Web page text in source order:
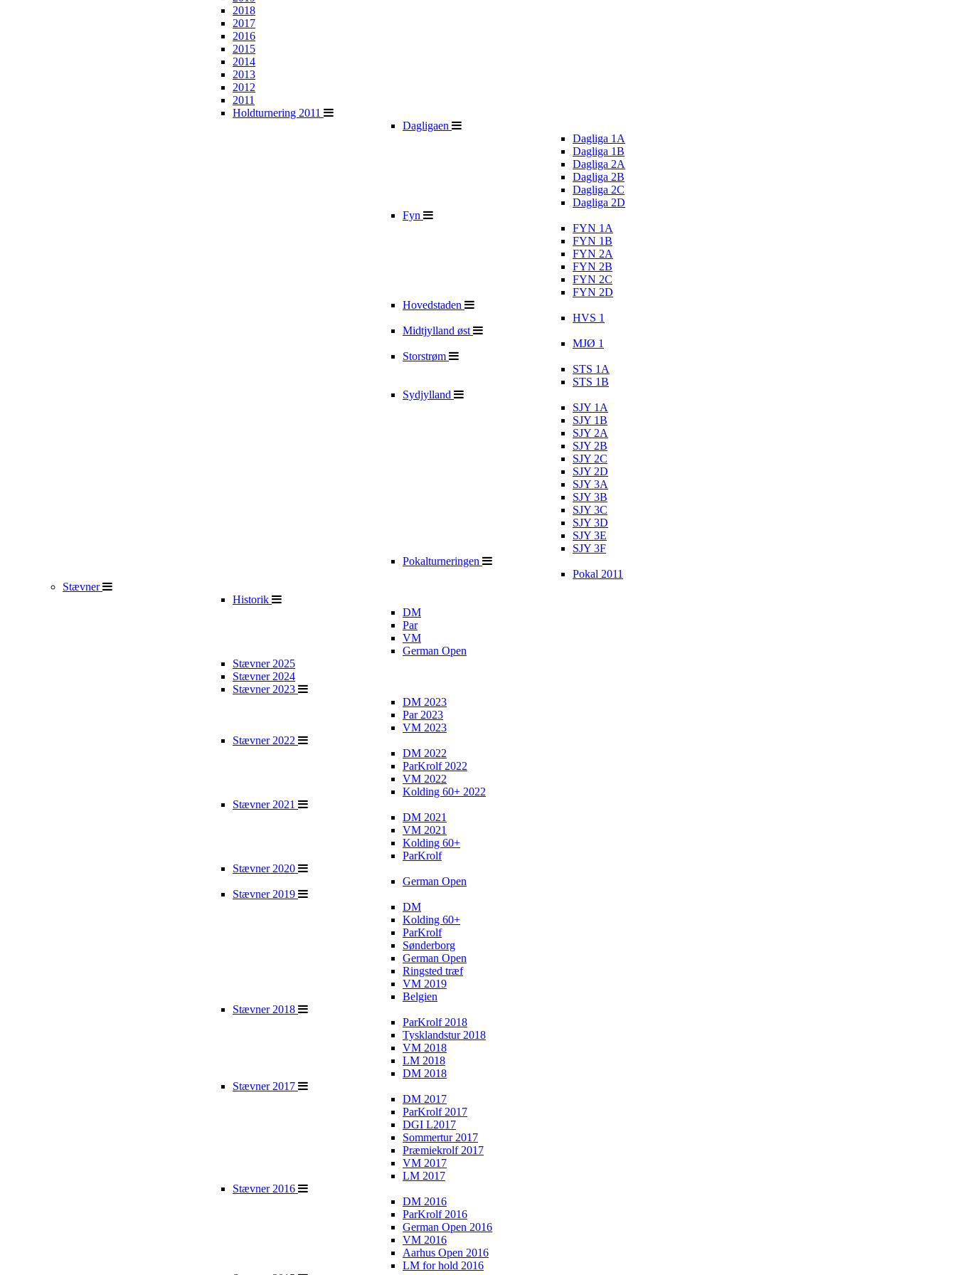
2018
2017
2016
2015
2014
2013
2012
2011
Holdturnering 2011
Dagligaen
Dagliga 1A
Dagliga 1B
Dagliga 2A
Dagliga 2B
Dagliga 2C
Dagliga 2D
Fyn
FYN 1A
FYN 1B
FYN 2A
FYN 2B
FYN 2C
FYN 2D
Hovedstaden
HVS 1
Midtjylland øst
MJØ 1
Storstrøm
STS 1A
STS 1B
Sydjylland
SJY 1A
SJY 1B
SJY 2A
SJY 2B
SJY 2C
SJY 2D
SJY 3A
SJY 3B
SJY 3C
SJY 3D
SJY 3E
SJY 3F
Pokalturneringen
Pokal 2011
Stævner
Historik
DM
Par
VM
German Open
Stævner 2025
Stævner 2024
Stævner 2023
DM 2023
Par 2023
VM 2023
Stævner 2022
DM 2022
ParKrolf 2022
VM 2022
Kolding 60+ 2022
Stævner 2021
DM 2021
VM 2021
Kolding 60+
ParKrolf
Stævner 2020
German Open
Stævner 2019
DM
Kolding 60+
ParKrolf
Sønderborg
German Open
Ringsted træf
VM 2019
Belgien
Stævner 2018
ParKrolf 2018
Tysklandstur 2018
VM 2018
LM 2018
DM 2018
Stævner 2017
DM 2017
ParKrolf 2017
DGI L2017
Sommertur 2017
Præmiekrolf 2017
VM 2017
LM 2017
Stævner 2016
DM 2016
ParKrolf 2016
German Open 2016
VM 2016
Aarhus Open 2016
LM for hold 2016